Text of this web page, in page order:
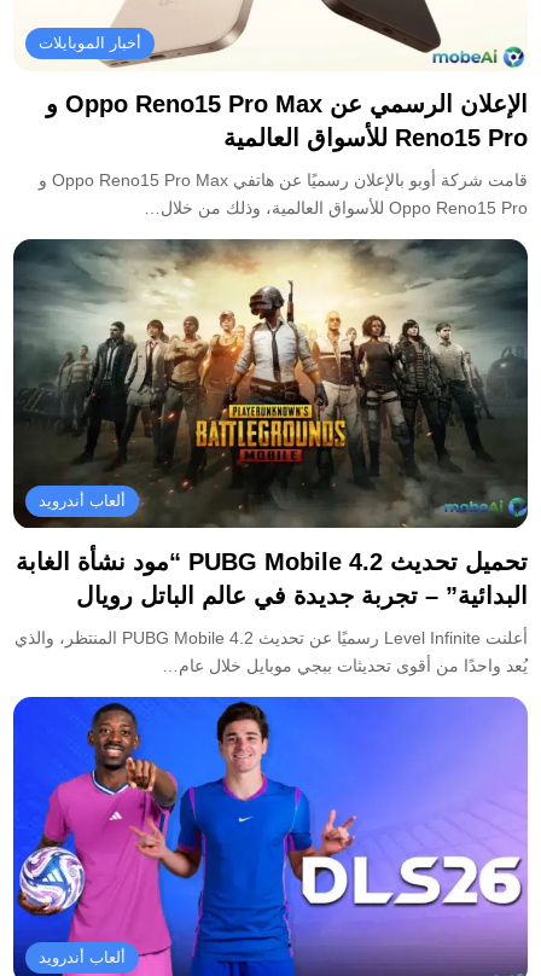
أخبار الموبايلات
الإعلان الرسمي عن Oppo Reno15 Pro Max و
Reno15 Pro للأسواق العالمية
قامت شركة أوبو بالإعلان رسميًا عن هاتفي Oppo Reno15 Pro Max و
Oppo Reno15 Pro للأسواق العالمية، وذلك من خلال…
ألعاب أندرويد
تحميل تحديث PUBG Mobile 4.2 “مود نشأة الغابة
البدائية” – تجربة جديدة في عالم الباتل رويال
أعلنت Level Infinite رسميًا عن تحديث PUBG Mobile 4.2 المنتظر، والذي
يُعد واحدًا من أقوى تحديثات ببجي موبايل خلال عام…
ألعاب أندرويد